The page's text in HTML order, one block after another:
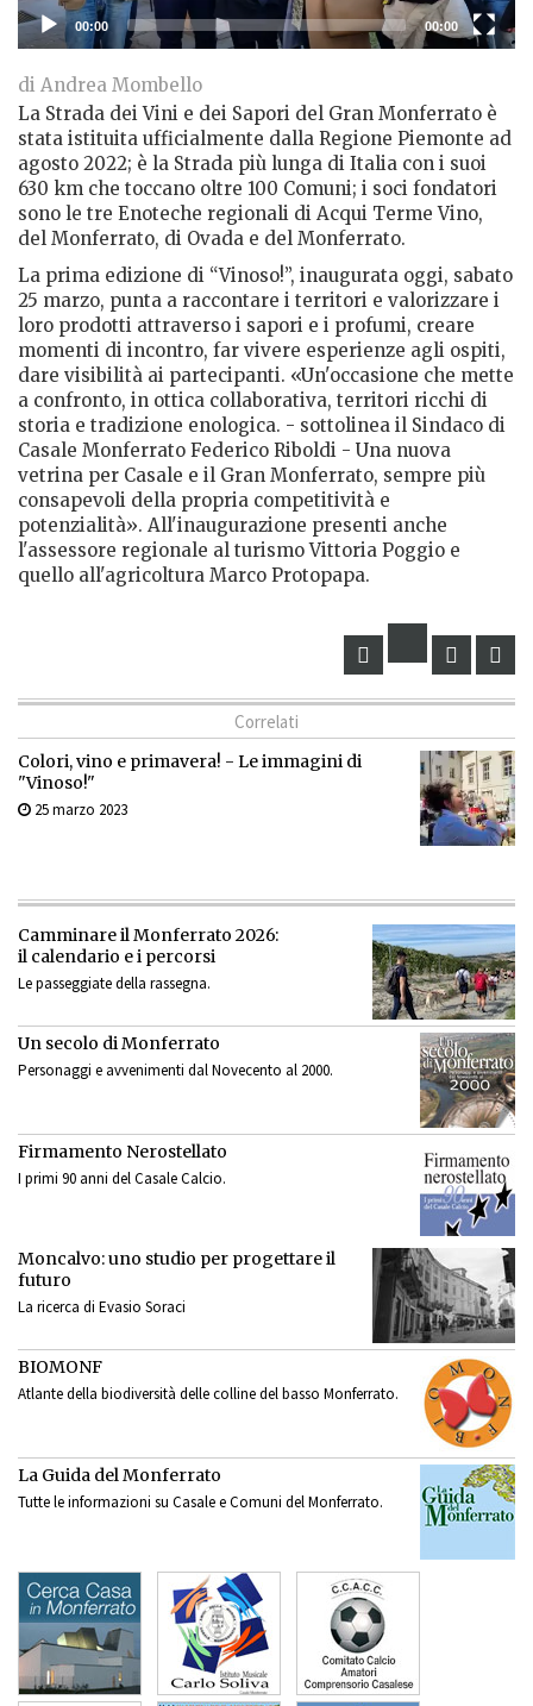
00:00 00:00
di Andrea Mombello
La Strada dei Vini e dei Sapori del Gran Monferrato è
stata istituita ufficialmente dalla Regione Piemonte ad
agosto 2022; è la Strada più lunga di Italia con i suoi
630 km che toccano oltre 100 Comuni; i soci fondatori
sono le tre Enoteche regionali di Acqui Terme Vino,
del Monferrato, di Ovada e del Monferrato.
La prima edizione di “Vinoso!”, inaugurata oggi, sabato
25 marzo, punta a raccontare i territori e valorizzare i
loro prodotti attraverso i sapori e i profumi, creare
momenti di incontro, far vivere esperienze agli ospiti,
dare visibilità ai partecipanti. «Un'occasione che mette
a confronto, in ottica collaborativa, territori ricchi di
storia e tradizione enologica. - sottolinea il Sindaco di
Casale Monferrato Federico Riboldi - Una nuova
vetrina per Casale e il Gran Monferrato, sempre più
consapevoli della propria competitività e
potenzialità». All'inaugurazione presenti anche
l'assessore regionale al turismo Vittoria Poggio e
quello all'agricoltura Marco Protopapa.
Correlati
Colori, vino e primavera! - Le immagini di
"Vinoso!"
25 marzo 2023
Camminare il Monferrato 2026:
il calendario e i percorsi
Le passeggiate della rassegna.
Un secolo di Monferrato
Personaggi e avvenimenti dal Novecento al 2000.
Firmamento Nerostellato
I primi 90 anni del Casale Calcio.
Moncalvo: uno studio per progettare il
futuro
La ricerca di Evasio Soraci
BIOMONF
Atlante della biodiversità delle colline del basso Monferrato.
La Guida del Monferrato
Tutte le informazioni su Casale e Comuni del Monferrato.